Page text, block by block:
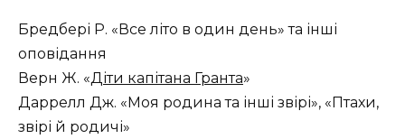
Бредбері Р. «Все літо в один день» та інші
оповідання
Верн Ж. «Діти капітана Гранта»
Даррелл Дж. «Моя родина та інші звірі», «Птахи,
звірі й родичі»